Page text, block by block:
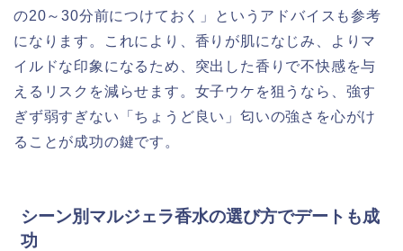
の20～30分前につけておく」というアドバイスも参考
になります。これにより、香りが肌になじみ、よりマ
イルドな印象になるため、突出した香りで不快感を与
えるリスクを減らせます。女子ウケを狙うなら、強す
ぎず弱すぎない「ちょうど良い」匂いの強さを心がけ
ることが成功の鍵です。
シーン別マルジェラ香水の選び方でデートも成
功